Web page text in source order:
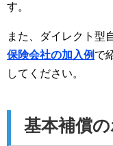
す。
また、ダイレクト型
保険会社の加入例 で
してください。
基本補償